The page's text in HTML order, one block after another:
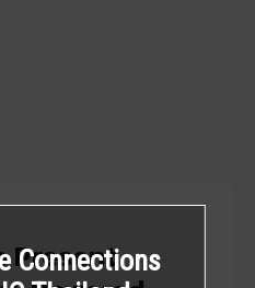
Present
Connections